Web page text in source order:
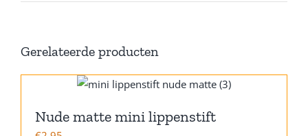
Gerelateerde producten
Nude matte mini lippenstift